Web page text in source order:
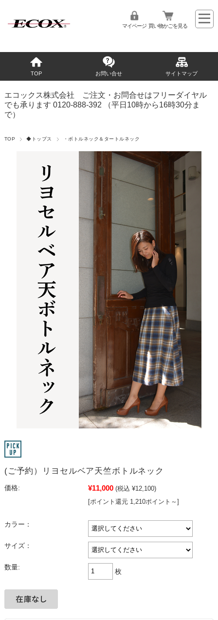
マイページ 買い物かごを見る
TOP お問い合せ サイトマップ
エコックス株式会社 ご注文・お問合せはフリーダイヤル
でも承ります 0120-888-392 （平日10時から16時30分ま
で）
TOP ◆トップス ・ボトルネック＆タートルネック
(ご予約）リヨセルベア天竺ボトルネック
価格: ¥11,000 (税込 ¥12,100)
[ポイント還元 1,210ポイント～]
カラー：
サイズ：
数量:
枚